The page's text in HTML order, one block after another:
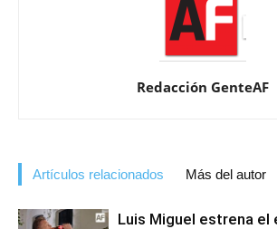
Redacción GenteAF
Artículos relacionados Más del autor
Luis Miguel estrena el